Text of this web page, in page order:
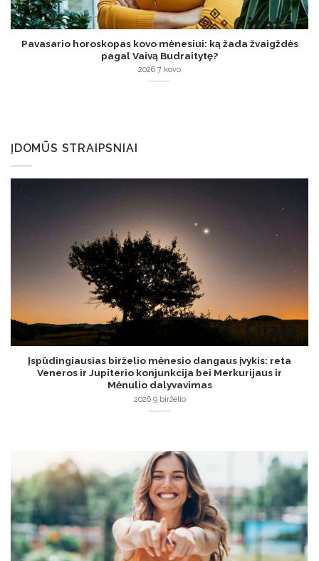
Pavasario horoskopas kovo mėnesiui: ką žada žvaigždės
pagal Vaivą Budraitytę?
2026 7 kovo
ĮDOMŪS STRAIPSNIAI
Įspūdingiausias birželio mėnesio dangaus įvykis: reta
Veneros ir Jupiterio konjunkcija bei Merkurijaus ir
Mėnulio dalyvavimas
2026 9 birželio